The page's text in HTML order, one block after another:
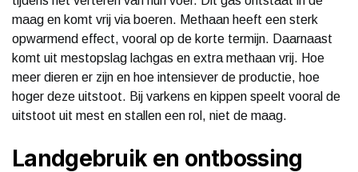
maag en komt vrij via boeren. Methaan heeft een sterk
opwarmend effect, vooral op de korte termijn. Daarnaast
komt uit mestopslag lachgas en extra methaan vrij. Hoe
meer dieren er zijn en hoe intensiever de productie, hoe
hoger deze uitstoot. Bij varkens en kippen speelt vooral de
uitstoot uit mest en stallen een rol, niet de maag.
Landgebruik en ontbossing